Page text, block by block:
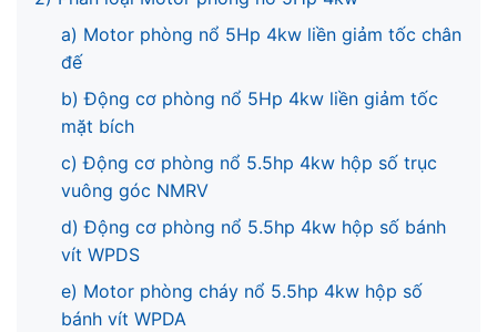
a) Motor phòng nổ 5Hp 4kw liền giảm tốc chân
đế
b) Động cơ phòng nổ 5Hp 4kw liền giảm tốc
mặt bích
c) Động cơ phòng nổ 5.5hp 4kw hộp số trục
vuông góc NMRV
d) Động cơ phòng nổ 5.5hp 4kw hộp số bánh
vít WPDS
e) Motor phòng cháy nổ 5.5hp 4kw hộp số
bánh vít WPDA